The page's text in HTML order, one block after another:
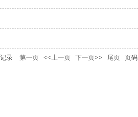
记录 第一页 <<上一页 下一页>> 尾页 页码